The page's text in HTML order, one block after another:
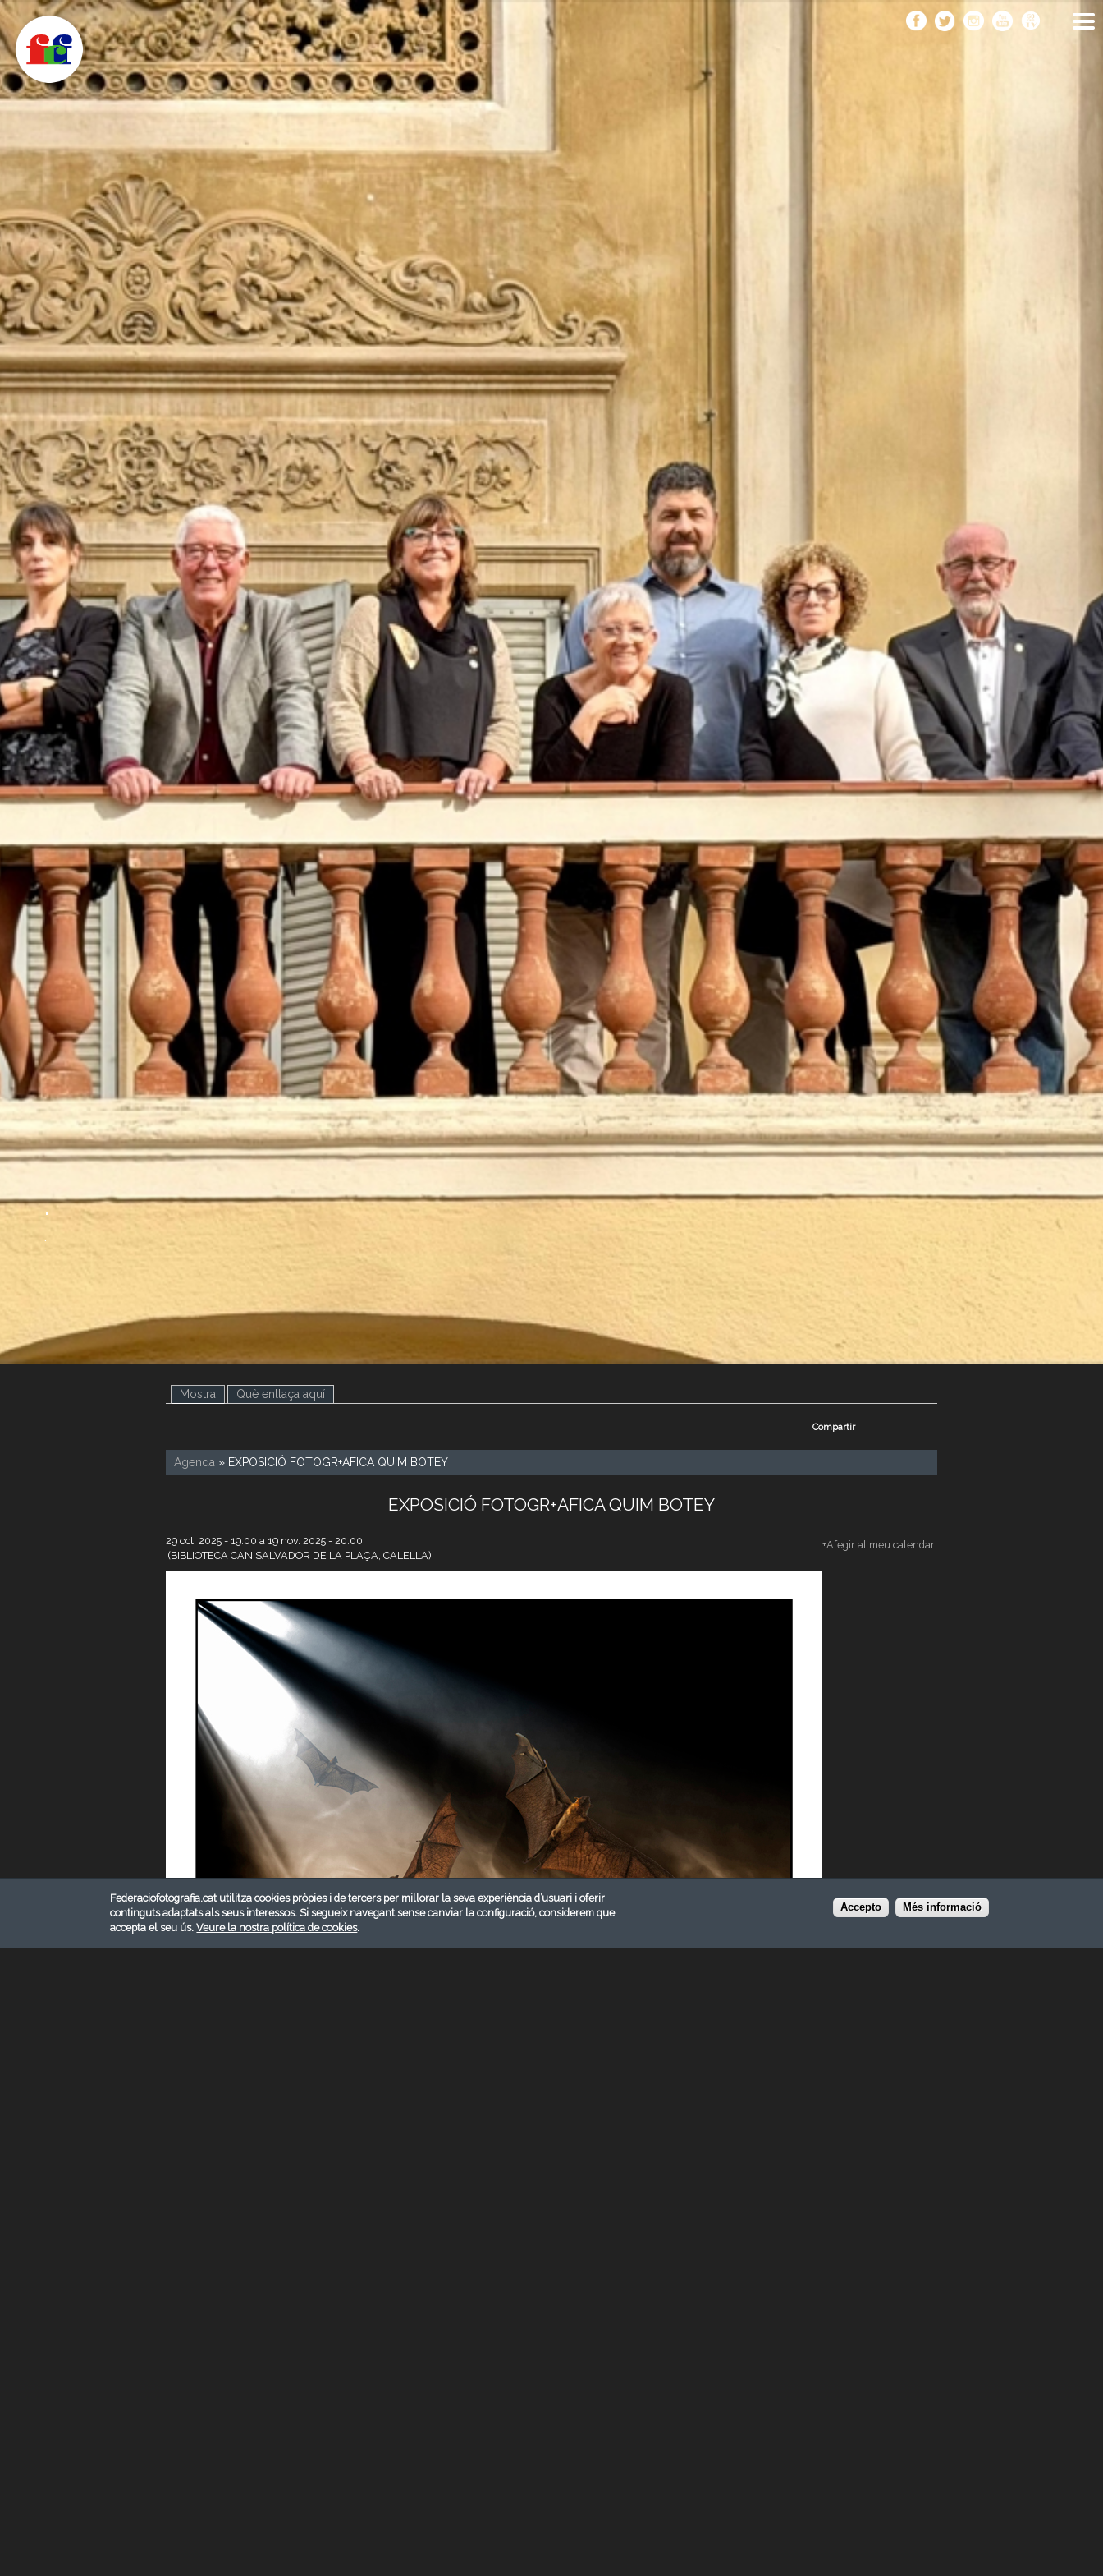
al
contingut
F
C
F
.
.
Mostra (pestanya activa)
Què enllaça aquí
Compartir
Agenda » EXPOSICIÓ FOTOGR+AFICA QUIM BOTEY
EXPOSICIÓ FOTOGR+AFICA QUIM BOTEY
29 oct. 2025 - 19:00 a 19 nov. 2025 - 20:00
+Afegir al meu calendari
(BIBLIOTECA CAN SALVADOR DE LA PLAÇA, CALELLA)
Federaciofotografia.cat utilitza cookies pròpies i de tercers per millorar la seva experiència d’usuari i oferir
continguts adaptats als seus interessos. Si segueix navegant sense canviar la configuració, considerem que
accepta el seu ús.Veure la nostra política de cookies.
Accepto Més informació